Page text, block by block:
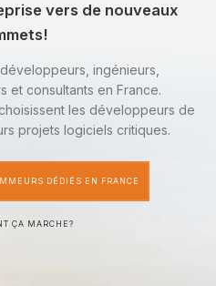
vers de nouveaux
ingénieurs,
et consultants en France.
les développeurs de
projets logiciels critiques.
DÉDIÉS EN FRANCE
ÇA MARCHE?